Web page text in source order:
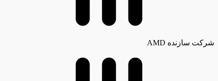
شرکت سازنده AMD